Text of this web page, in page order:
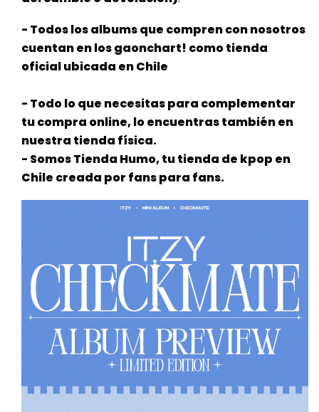
- Todos los albums que compren con nosotros
cuentan en los gaonchart! como tienda
oficial ubicada en Chile
- Todo lo que necesitas para complementar
tu compra online, lo encuentras también en
nuestra tienda física.
- Somos Tienda Humo, tu tienda de kpop en
Chile creada por fans para fans.